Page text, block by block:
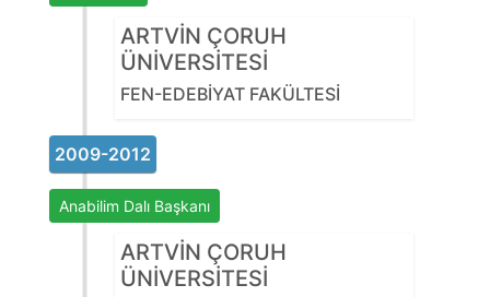
ARTVİN ÇORUH
ÜNİVERSİTESİ
FEN-EDEBİYAT FAKÜLTESİ
2009-2012
Anabilim Dalı Başkanı
ARTVİN ÇORUH
ÜNİVERSİTESİ